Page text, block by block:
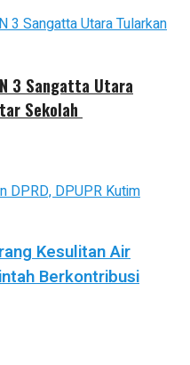
3 Sangatta Utara
Sekolah
Kesulitan Air
Berkontribusi